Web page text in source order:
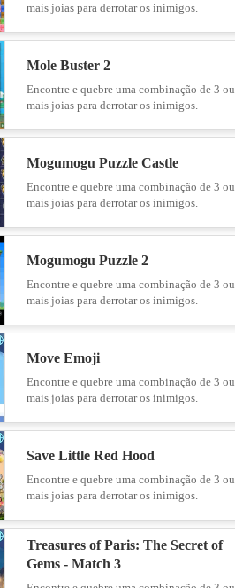
mais joias para derrotar os inimigos.
Mole Buster 2
Encontre e quebre uma combinação de 3 ou
mais joias para derrotar os inimigos.
Mogumogu Puzzle Castle
Encontre e quebre uma combinação de 3 ou
mais joias para derrotar os inimigos.
Mogumogu Puzzle 2
Encontre e quebre uma combinação de 3 ou
mais joias para derrotar os inimigos.
Move Emoji
Encontre e quebre uma combinação de 3 ou
mais joias para derrotar os inimigos.
Save Little Red Hood
Encontre e quebre uma combinação de 3 ou
mais joias para derrotar os inimigos.
Treasures of Paris: The Secret of
Gems - Match 3